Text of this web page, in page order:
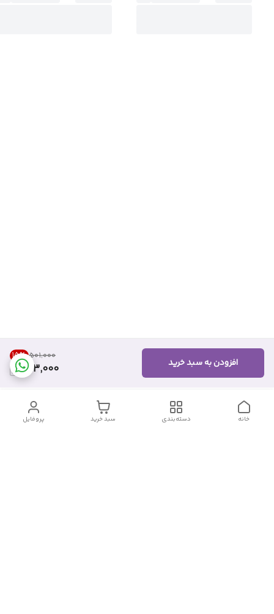
۵۰۱٬۰۰۰ 15%
423,000 افزودن به سبد خرید
پروفایل سبد خرید دسته‌بندی خانه